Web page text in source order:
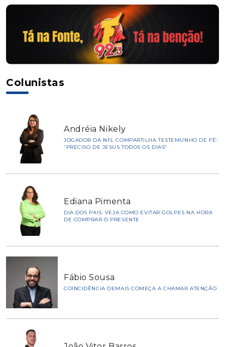
Colunistas
Andréia Nikely
JOGADOR DA NFL COMPARTILHA TESTEMUNHO DE FÉ:
“PRECISO DE JESUS TODOS OS DIAS”
Ediana Pimenta
DIA DOS PAIS: VEJA COMO EVITAR GOLPES NA HORA
DE COMPRAR O PRESENTE
Fábio Sousa
COINCIDÊNCIA DEMAIS COMEÇA A CHAMAR ATENÇÃO